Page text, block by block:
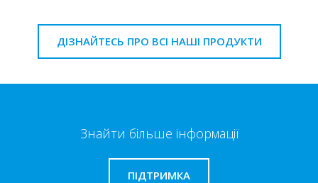
ДІЗНАЙТЕСЬ ПРО ВСІ НАШІ ПРОДУКТИ
Знайти більше інформації
ПІДТРИМКА